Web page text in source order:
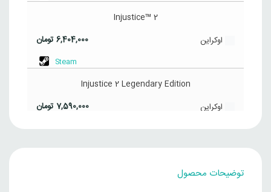
اوکراین
Injustice™ 2
6,404,000تومان
Steam
اوکراین
Injustice 2 Legendary Edition
7,590,000 تومان
ترکیه
توضیحات محصول